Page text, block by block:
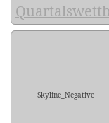
Skyline_Negative